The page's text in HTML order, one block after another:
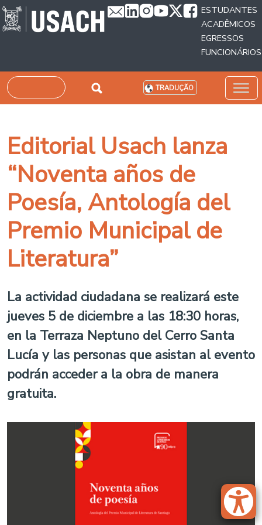
Passar para o conteúdo principal
ESTUDANTES
ACADÊMICOS
EGRESSOS
FUNCIONÁRIOS
Pesquisar TRADUÇÃO
Editorial Usach lanza
“Noventa años de
Poesía, Antología del
Premio Municipal de
Literatura”
La actividad ciudadana se realizará este
jueves 5 de diciembre a las 18:30 horas,
en la Terraza Neptuno del Cerro Santa
Lucía y las personas que asistan al evento
podrán acceder a la obra de manera
gratuita.